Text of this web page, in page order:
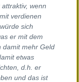
wenn
verdienen
sich
er mit dem
damit mehr Geld
etwas
d.h. er
und das ist